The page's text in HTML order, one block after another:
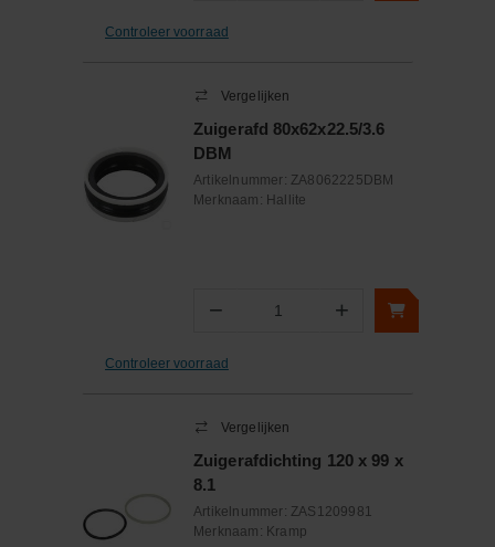
Controleer voorraad
Vergelijken
Zuigerafd 80x62x22.5/3.6
DBM
Artikelnummer: ZA8062225DBM
Merknaam: Hallite
− Aantal +
Controleer voorraad
Vergelijken
Zuigerafdichting 120 x 99 x
8.1
Artikelnummer: ZAS1209981
Merknaam: Kramp